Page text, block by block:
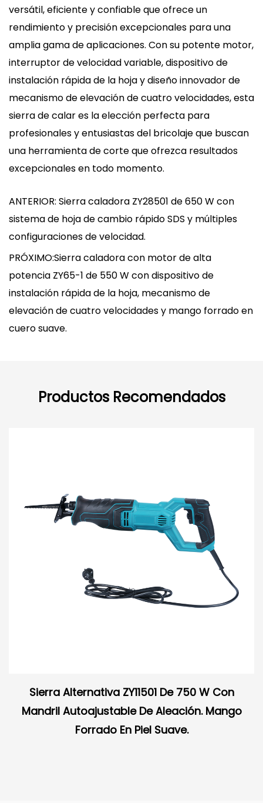
versátil, eficiente y confiable que ofrece un
rendimiento y precisión excepcionales para una
amplia gama de aplicaciones. Con su potente motor,
interruptor de velocidad variable, dispositivo de
instalación rápida de la hoja y diseño innovador de
mecanismo de elevación de cuatro velocidades, esta
sierra de calar es la elección perfecta para
profesionales y entusiastas del bricolaje que buscan
una herramienta de corte que ofrezca resultados
excepcionales en todo momento.
ANTERIOR: Sierra caladora ZY28501 de 650 W con
sistema de hoja de cambio rápido SDS y múltiples
configuraciones de velocidad.
PRÓXIMO:Sierra caladora con motor de alta
potencia ZY65-1 de 550 W con dispositivo de
instalación rápida de la hoja, mecanismo de
elevación de cuatro velocidades y mango forrado en
cuero suave.
Productos Recomendados
Sierra Alternativa ZY11501 De 750 W Con
Mandril Autoajustable De Aleación. Mango
Forrado En Piel Suave.